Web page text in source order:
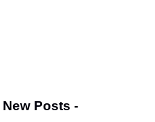
New Posts -